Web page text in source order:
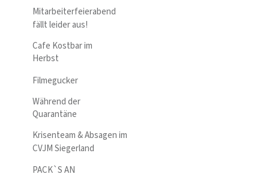
Mitarbeiterfeierabend
fällt leider aus!
Cafe Kostbar im
Herbst
Filmegucker
Während der
Quarantäne
Krisenteam & Absagen im
CVJM Siegerland
PACK`S AN